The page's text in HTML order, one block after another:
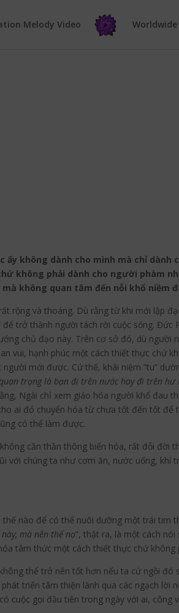
Melody Video Worldwide
ấy không dành cho mình mà chỉ
không phải dành cho người phàm
không quan tâm đến nỗi khổ niềm
rộng và thoáng. Dù rằng từ khi mới lập
trở thành người tách rời cuộc sống. Đức
chủ đạo này. Trên cơ sở đó, dù người
vui, hạnh phúc một cách thiết thực chứ
mới được. Cứ thế, khái niệm “tu”
trọng là bạn đi trên nước hay đi trên
Ngài chỉ xem giáo hóa người khổ đau
ai đó chuyển hóa từ chưa tốt đến tốt
có thể làm được.
cần thần thông biến hóa, rất đỗi đời
với chúng ta như cơm ăn, nước uống,
nào để có thể nuôi dưỡng một trái tim
mà nên thế nọ”, thật ra, là một cách
tâm thức một cách thiết thực chứ
thể trở nên tốt hơn nếu ta cứ ngồi
triển tâm thiện lành qua các ngạch lời
cuộc gọi đầu tiên trong ngày với ai, công